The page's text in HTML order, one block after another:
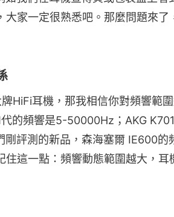
家一定很熟悉吧。那麼問題來了
HiFi耳機，那我相信你對頻響範
的頻響是5-50000Hz；AKG
評測的新品，森海塞爾 IE600的
這一點：頻響動態範圍越大，耳